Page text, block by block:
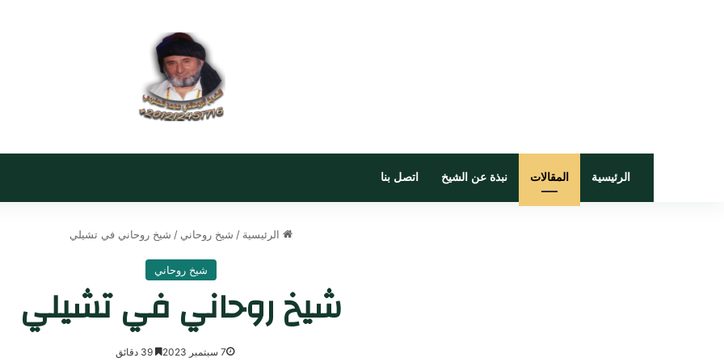
الرئيسية المقالات نبذة عن الشيخ اتصل بنا
الرئيسية / شيخ روحاني / شيخ روحاني في تشيلي
شيخ روحاني
شيخ روحاني في تشيلي
7 سبتمبر 2023